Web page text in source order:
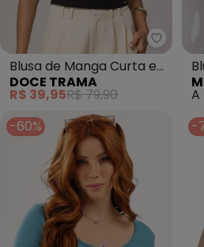
Doce
Blusa de Manga Curta em
Algodão (Preto)
DOCE TRAMA
R$ 39,95R$ 79,90 A
-60%
-